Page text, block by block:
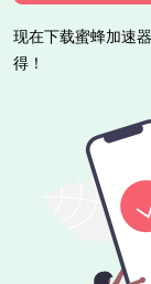
现在下载蜜蜂加速
得！